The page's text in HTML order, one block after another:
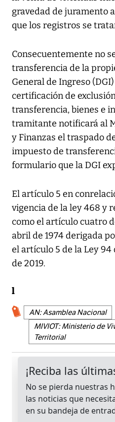
gravedad de juramento
que los registros se
Consecuentemente no
transferencia de la
General de Ingreso
certificación de
transferencia, bienes e
tramitante notificará al
y Finanzas el traspado
impuesto de
formulario que la DGI
El artículo 5 en
vigencia de la ley 468 y
como el artículo cuatro
abril de 1974 derigada
el artículo 5 de la Ley
de 2019.
l
AN: Asamblea Nacional
MIVIOT: Ministerio de
Territorial